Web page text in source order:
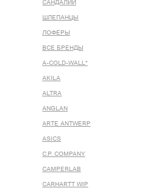
САНДАЛИИ
ШЛЕПАНЦЫ
ЛОФЕРЫ
ВСЕ БРЕНДЫ
A-COLD-WALL*
AKILA
ALTRA
ANGLAN
ARTE ANTWERP
ASICS
C.P. COMPANY
CAMPERLAB
CARHARTT WIP